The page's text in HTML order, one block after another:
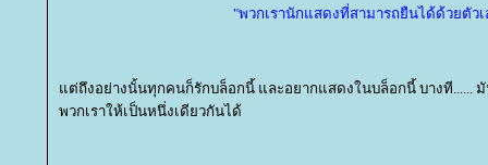
"พวกเรานักแสดงที่สามารถยืนได้ด้วยตัวเ
ต่ถึงอย่างนั้นทุกคนก็รักบล็อกนี้ และอยากแสดงในบล็อกนี้ บางที......
พวกเราให้เป็นหนึ่งเดียวกันได้